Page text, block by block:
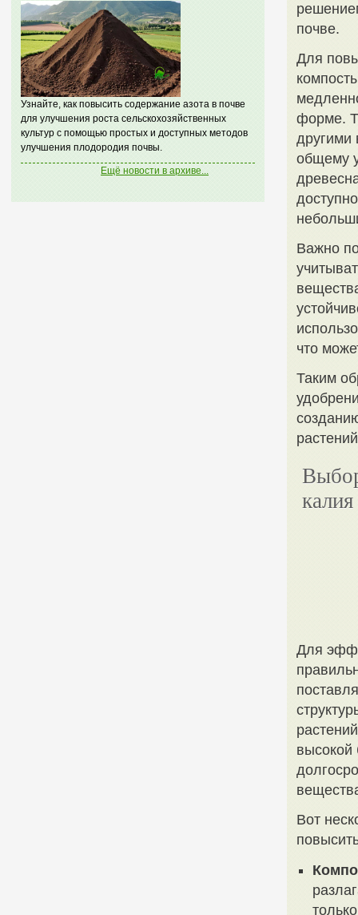
Узнайте, как повысить содержание азота в почве
для улучшения роста сельскохозяйственных
культур с помощью простых и доступных методов
улучшения плодородия почвы.
Ещё новости в архиве...
почве.
Для
форме.
другими
общему
Важно
что
Таким
Для
высокой
Вот